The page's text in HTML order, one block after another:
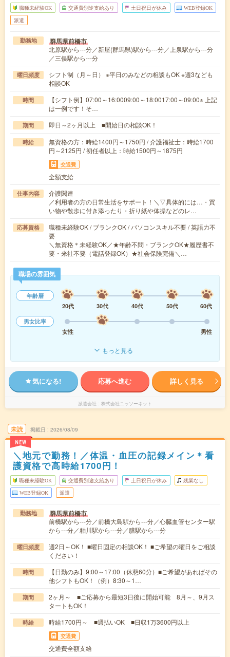
職種未経験OK 交通費別途支給あり 土日祝日が休み WEB登録OK
派遣
勤務地 群馬県前橋市
北原駅から---分／新屋(群馬県)駅から---分／上泉駅から---分
／三俣駅から---分
曜日頻度
シフト制（月～日） ※平日のみなどの相談もOK ※週3なども
相談OK
時間
【シフト例】07:00～16:0009:00～18:0017:00～09:00※ 上記
は一例です！そ…
期間 即日～2ヶ月以上 ■開始日の相談OK！
時給
無資格の方：時給1400円～1750円 / 介護福祉士：時給1700
円～2125円 / 初任者以上：時給1500円～1875円
交通費
全額支給
仕事内容
介護関連
／利用者の方の日常生活をサポート！＼▽具体的には…・買
い物や散歩に付き添ったり・折り紙や体操などのレ…
応募資格
職種未経験OK / ブランクOK / パソコンスキル不要 / 英語力不
要
＼無資格＊未経験OK／★年齢不問・ブランクOK★履歴書不
要・来社不要（電話登録OK）★社会保険完備＼…
職場の雰囲気
年齢層
20代
30代 40代 50代
60代
男女比率
女性
男性
もっと見る
気になる! 応募へ進む 詳しく見る
派遣会社 株式会社ニッソーネット
未読
NEW
掲載日 2026/08/09
＼地元で勤務！／体温・血圧の記録メイン＊看
護資格で高時給1700円！
職種未経験OK 交通費別途支給あり 土日祝日が休み 残業なし
WEB登録OK 派遣
勤務地 群馬県前橋市
前橋駅から---分／前橋大島駅から---分／心臓血管センター駅
から---分／粕川駅から---分／膳駅から---分
曜日頻度
週2日～OK！ ■曜日固定の相談OK！ ■ご希望の曜日をご相談
ください！
時間
【日勤のみ】9:00～17:00（休憩60分）■ご希望があればその
他シフトもOK！（例）8:30～1…
期間
2ヶ月～ ■ご応募から最短3日後に開始可能 8月～、9月ス
タートもOK！
時給 時給1700円～ ■週払いOK ■日収1万3600円以上
交通費
交通費全額支給